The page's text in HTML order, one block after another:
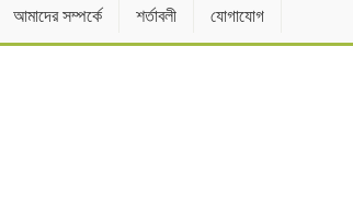
আমাদের সম্পর্কে শর্তাবলী যোগাযোগ